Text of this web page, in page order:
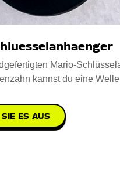
Mario-
kannst du eine Welle
ES AUS